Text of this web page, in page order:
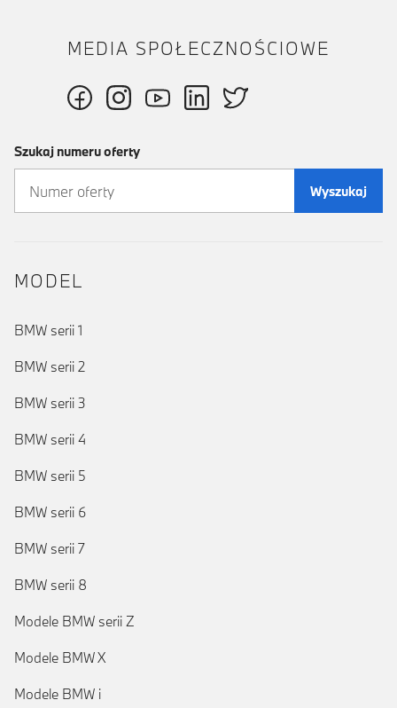
MEDIA SPOŁECZNOŚCIOWE
Szukaj numeru oferty
Wyszukaj
MODEL
BMW serii 1
BMW serii 2
BMW serii 3
BMW serii 4
BMW serii 5
BMW serii 6
BMW serii 7
BMW serii 8
Modele BMW serii Z
Modele BMW X
Modele BMW i